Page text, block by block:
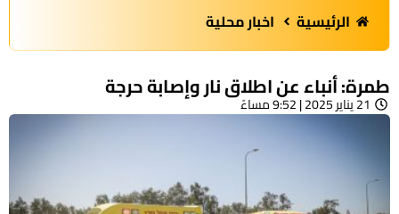
الرئيسية اخبار محلية
طمرة: أنباء عن اطلاق نار وإصابة حرجة
21 يناير 2025 | 9:52 مساءً